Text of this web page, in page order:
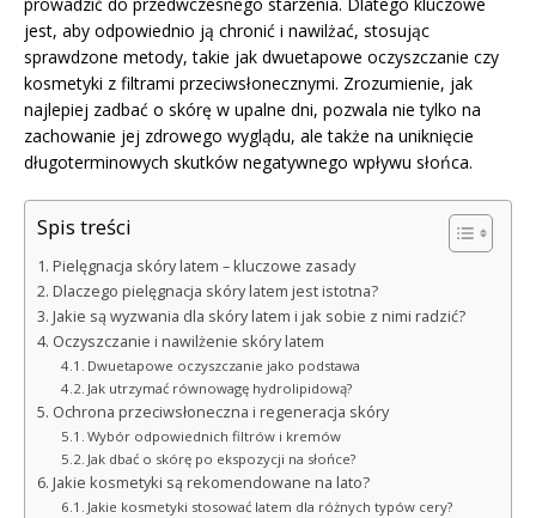
jest, aby odpowiednio ją chronić i nawilżać, stosując
sprawdzone metody, takie jak dwuetapowe oczyszczanie czy
kosmetyki z filtrami przeciwsłonecznymi. Zrozumienie, jak
najlepiej zadbać o skórę w upalne dni, pozwala nie tylko na
zachowanie jej zdrowego wyglądu, ale także na uniknięcie
długoterminowych skutków negatywnego wpływu słońca.
Spis treści
Pielęgnacja skóry latem – kluczowe zasady
Dlaczego pielęgnacja skóry latem jest istotna?
Jakie są wyzwania dla skóry latem i jak sobie z nimi radzić?
Oczyszczanie i nawilżenie skóry latem
Dwuetapowe oczyszczanie jako podstawa
Jak utrzymać równowagę hydrolipidową?
Ochrona przeciwsłoneczna i regeneracja skóry
Wybór odpowiednich filtrów i kremów
Jak dbać o skórę po ekspozycji na słońce?
Jakie kosmetyki są rekomendowane na lato?
Jakie kosmetyki stosować latem dla różnych typów cery?